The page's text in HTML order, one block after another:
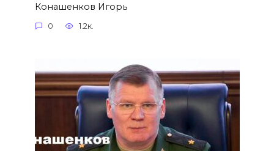
Конашенков Игорь
0 1.2к.